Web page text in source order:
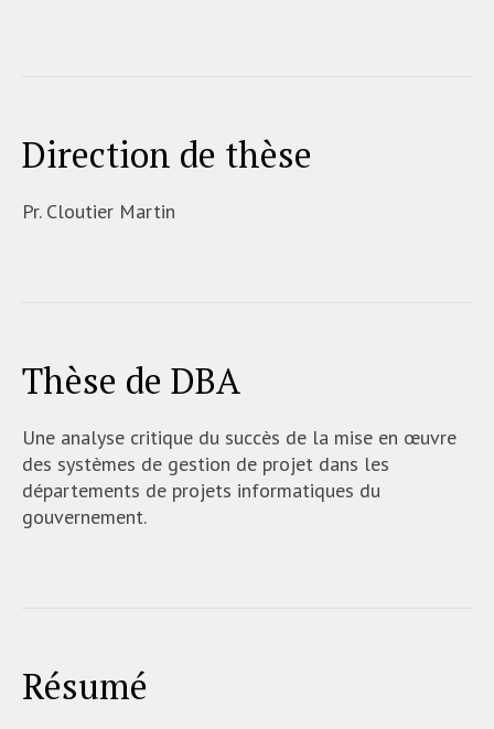
Direction de thèse
Pr. Cloutier Martin
Thèse de DBA
Une analyse critique du succès de la mise en œuvre
des systèmes de gestion de projet dans les
départements de projets informatiques du
gouvernement.
Résumé